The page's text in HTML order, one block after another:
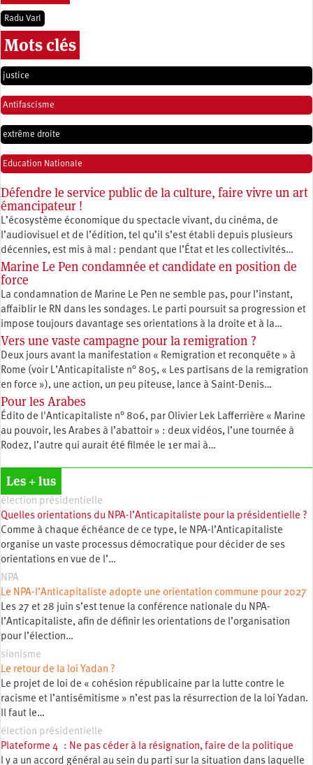
Radu Varl
Mots clés
justice
Antifascisme
extrême droite
Education Nationale
Défendre le service public de la culture, faire vivre un art
émancipateur !
L’écosystème économique du spectacle vivant, du cinéma, de
l’audiovisuel et de l’édition, tel qu’il s’est établi depuis plusieurs
décennies, est mis à mal : pendant que l’État et les collectivités…
Marine Le Pen condamnée et candidate en position de
force
La condamnation de Marine Le Pen ne semble pas, pour l’instant,
affaiblir le RN dans les sondages. Le parti poursuit sa progression et
impose toujours davantage ses orientations à la droite et à la…
Vers une vaste campagne pour la remigration ?
Deux jours avant la manifestation « Remigration et reconquête » à
Rome (voir L’Anticapitaliste n° 805, « Les partisans de la remigration
en force »), une action, un peu piteuse, lance à Saint-Denis…
Pour les Arabes
Édito de l'Anticapitaliste n° 806, par Olivier Lek Lafferrière « Marine
au pouvoir, les Arabes à l’abattoir » : deux vidéos, l’une tournée à
Rodez, l’autre qui aurait été filmée le 1er mai à…
Les + lus
élection présidentielle
Quelles orientations du NPA-l’Anticapitaliste pour la présidentielle ?
Comme à chaque échéance de ce type, le NPA-l’Anticapitaliste
organise un vaste processus démocratique pour décider de ses
orientations en vue de l’…
NPA
Le NPA-l’Anticapitaliste adopte une orientation commune pour 2027
Les 27 et 28 juin s’est tenue la conférence nationale du NPA-
l’Anticapitaliste, afin de définir les orientations de l’organisation
pour l’élection…
sionisme
Le retour de la loi Yadan ?
Le projet de loi de « cohésion républicaine par la lutte contre le
racisme et l’antisémitisme » n’est pas la résurrection de la loi Yadan.
Il faut le…
élection présidentielle
Plateforme 4 : Ne pas céder à la résignation, faire de la politique
l y a un accord général au sein du parti sur la situation dans laquelle